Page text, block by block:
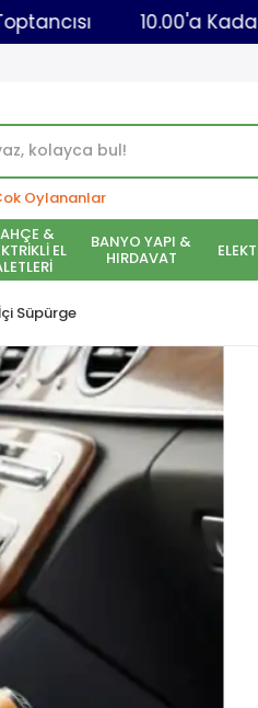
Ticaret Toptancısı
Oylananlar
&
EL BANYO YAPI &
HIRDAVAT
Süpürge